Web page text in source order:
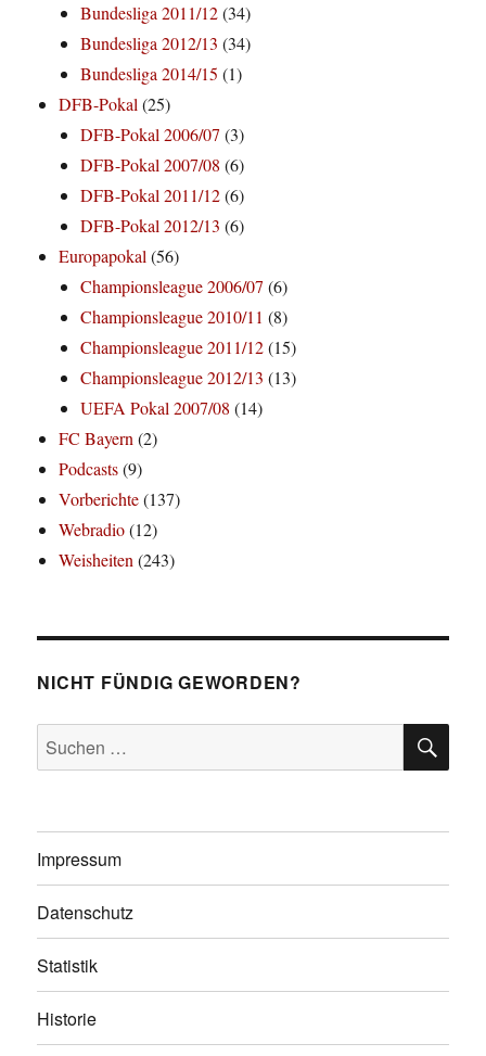
Bundesliga 2011/12(34)
Bundesliga 2012/13 (34)
Bundesliga 2014/15 (1)
DFB-Pokal(25)
DFB-Pokal 2006/07 (3)
DFB-Pokal 2007/08 (6)
DFB-Pokal 2011/12(6)
DFB-Pokal 2012/13 (6)
Europapokal(56)
Championsleague 2006/07 (6)
Championsleague 2010/11 (8)
Championsleague 2011/12(15)
Championsleague 2012/13 (13)
UEFA Pokal 2007/08 (14)
FC Bayern(2)
Podcasts(9)
Vorberichte(137)
Webradio(12)
Weisheiten(243)
NICHT FÜNDIG GEWORDEN?
Suchen
nach:
Impressum
Datenschutz
Statistik
Historie